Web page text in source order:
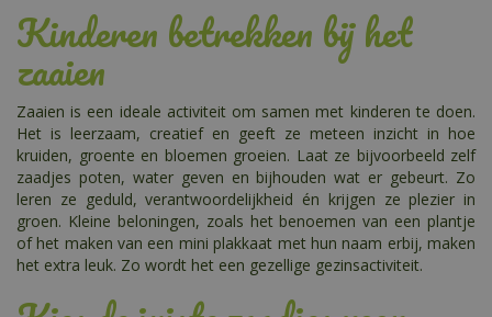
Kinderen betrekken bij het
zaaien
Zaaien is een ideale activiteit om samen met kinderen te doen.
Het is leerzaam, creatief en geeft ze meteen inzicht in hoe
kruiden, groente en bloemen groeien. Laat ze bijvoorbeeld zelf
zaadjes poten, water geven en bijhouden wat er gebeurt. Zo
leren ze geduld, verantwoordelijkheid én krijgen ze plezier in
groen. Kleine beloningen, zoals het benoemen van een plantje
of het maken van een mini plakkaat met hun naam erbij, maken
het extra leuk. Zo wordt het een gezellige gezinsactiviteit.